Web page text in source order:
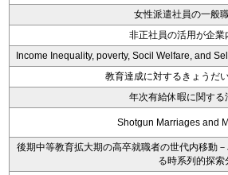
女性派遣社員の一般
非正社員の活用が企
Income Inequality, poverty, Socil Welfare, and
教育達成に対するきょうだ
年次有給休暇に関す
Shotgun Marriages and
後期中等教育拡大期の高卒就職者の世代内移動
る時系列的探索